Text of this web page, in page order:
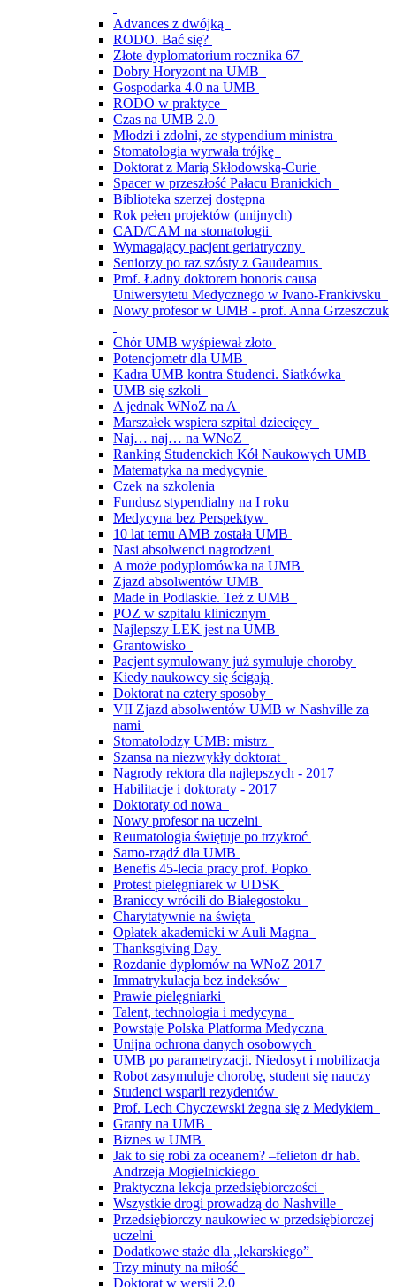
Advances z dwójką
RODO. Bać się?
Złote dyplomatorium rocznika 67
Dobry Horyzont na UMB
Gospodarka 4.0 na UMB
RODO w praktyce
Czas na UMB 2.0
Młodzi i zdolni, ze stypendium ministra
Stomatologia wyrwała trójkę
Doktorat z Marią Skłodowską-Curie
Spacer w przeszłość Pałacu Branickich
Biblioteka szerzej dostępna
Rok pełen projektów (unijnych)
CAD/CAM na stomatologii
Wymagający pacjent geriatryczny
Seniorzy po raz szósty z Gaudeamus
Prof. Ładny doktorem honoris causa
Uniwersytetu Medycznego w Ivano-Frankivsku
Nowy profesor w UMB - prof. Anna Grzeszczuk
Chór UMB wyśpiewał złoto
Potencjometr dla UMB
Kadra UMB kontra Studenci. Siatkówka
UMB się szkoli
A jednak WNoZ na A
Marszałek wspiera szpital dziecięcy
Naj… naj… na WNoZ
Ranking Studenckich Kół Naukowych UMB
Matematyka na medycynie
Czek na szkolenia
Fundusz stypendialny na I roku
Medycyna bez Perspektyw
10 lat temu AMB została UMB
Nasi absolwenci nagrodzeni
A może podyplomówka na UMB
Zjazd absolwentów UMB
Made in Podlaskie. Też z UMB
POZ w szpitalu klinicznym
Najlepszy LEK jest na UMB
Grantowisko
Pacjent symulowany już symuluje choroby
Kiedy naukowcy się ścigają
Doktorat na cztery sposoby
VII Zjazd absolwentów UMB w Nashville za
nami
Stomatolodzy UMB: mistrz
Szansa na niezwykły doktorat
Nagrody rektora dla najlepszych - 2017
Habilitacje i doktoraty - 2017
Doktoraty od nowa
Nowy profesor na uczelni
Reumatologia świętuje po trzykroć
Samo-rządź dla UMB
Benefis 45-lecia pracy prof. Popko
Protest pielęgniarek w UDSK
Braniccy wrócili do Białegostoku
Charytatywnie na święta
Opłatek akademicki w Auli Magna
Thanksgiving Day
Rozdanie dyplomów na WNoZ 2017
Immatrykulacja bez indeksów
Prawie pielęgniarki
Talent, technologia i medycyna
Powstaje Polska Platforma Medyczna
Unijna ochrona danych osobowych
UMB po parametryzacji. Niedosyt i mobilizacja
Robot zasymuluje chorobę, student się nauczy
Studenci wsparli rezydentów
Prof. Lech Chyczewski żegna się z Medykiem
Granty na UMB
Biznes w UMB
Jak to się robi za oceanem? –felieton dr hab.
Andrzeja Mogielnickiego
Praktyczna lekcja przedsiębiorczości
Wszystkie drogi prowadzą do Nashville
Przedsiębiorczy naukowiec w przedsiębiorczej
uczelni
Dodatkowe staże dla „lekarskiego”
Trzy minuty na miłość
Doktorat w wersji 2.0